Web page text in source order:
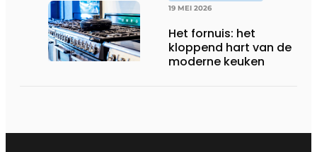
19 MEI 2026
Het fornuis: het
kloppend hart van de
moderne keuken